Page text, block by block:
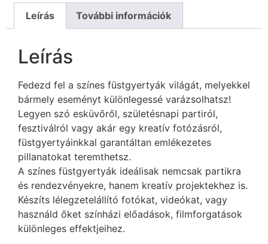
Leírás További információk
Leírás
Fedezd fel a színes füstgyertyák világát, melyekkel
bármely eseményt különlegessé varázsolhatsz!
Legyen szó esküvőről, születésnapi partiról,
fesztiválról vagy akár egy kreatív fotózásról,
füstgyertyáinkkal garantáltan emlékezetes
pillanatokat teremthetsz.
A színes füstgyertyák ideálisak nemcsak partikra
és rendezvényekre, hanem kreatív projektekhez is.
Készíts lélegzetelállító fotókat, videókat, vagy
használd őket színházi előadások, filmforgatások
különleges effektjeihez.